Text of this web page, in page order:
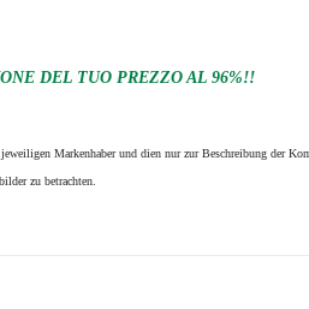
DEL TUO PREZZO AL 96%!!
Markenhaber und dien nur zur Beschreibung der
zu betrachten.